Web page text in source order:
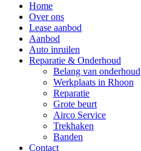
Home
Over ons
Lease aanbod
Aanbod
Auto inruilen
Reparatie & Onderhoud
Belang van onderhoud
Werkplaats in Rhoon
Reparatie
Grote beurt
Airco Service
Trekhaken
Banden
Contact